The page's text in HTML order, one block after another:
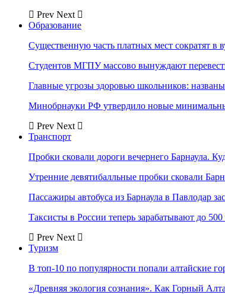
Prev Next
Образование
Существенную часть платных мест сократят в
Студентов МГПУ массово вынуждают
Главные угрозы здоровью школьников:
Минобрнауки РФ утвердило новые
Prev Next
Транспорт
Пробки сковали дороги вечернего Барнаула.
Утренние девятибалльные пробки сковали
Пассажиры автобуса из Барнаула в Павлодар
Таксисты в России теперь зарабатывают до
Prev Next
Туризм
В топ-10 по популярности попали алтайские
«Древняя экология сознания». Как Горный